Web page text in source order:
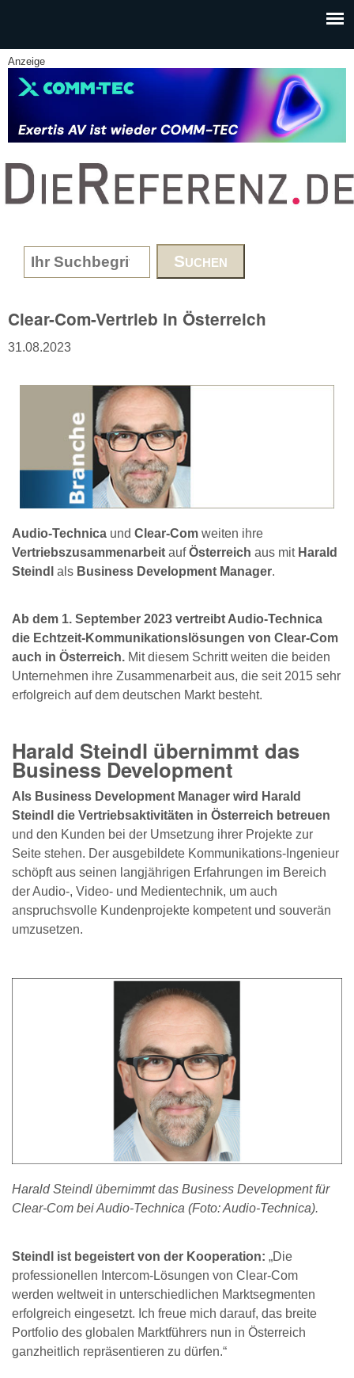
Anzeige
www.DieReferenz.de
Search form
Clear-Com-Vertrieb in Österreich
31.08.2023
Audio-Technica und Clear-Com weiten ihre
Vertriebszusammenarbeit aufÖsterreich aus mitHarald
Steindl
als Business Development Manager.
Ab dem 1. September 2023 vertreibt Audio-Technica
die Echtzeit-Kommunikationslösungen von Clear-Com
auch in Österreich. Mit diesem Schritt weiten die beiden
Unternehmen ihre Zusammenarbeit aus, die seit 2015 sehr
erfolgreich auf dem deutschen Markt besteht.
Harald Steindl übernimmt das
Business Development
Als Business Development Manager wird Harald
Steindl die Vertriebsaktivitäten in Österreich betreuen
und den Kunden bei der Umsetzung ihrer Projekte zur
Seite stehen. Der ausgebildete Kommunikations-Ingenieur
schöpft aus seinen langjährigen Erfahrungen im Bereich
der Audio-, Video- und Medientechnik, um auch
anspruchsvolle Kundenprojekte kompetent und souverän
umzusetzen.
Harald Steindl übernimmt das Business Development für
Clear-Com bei Audio-Technica (Foto: Audio-Technica).
Steindl ist begeistert von der Kooperation: „Die
professionellen Intercom-Lösungen von Clear-Com
werden weltweit in unterschiedlichen Marktsegmenten
erfolgreich eingesetzt. Ich freue mich darauf, das breite
Portfolio des globalen Marktführers nun in Österreich
ganzheitlich repräsentieren zu dürfen.“